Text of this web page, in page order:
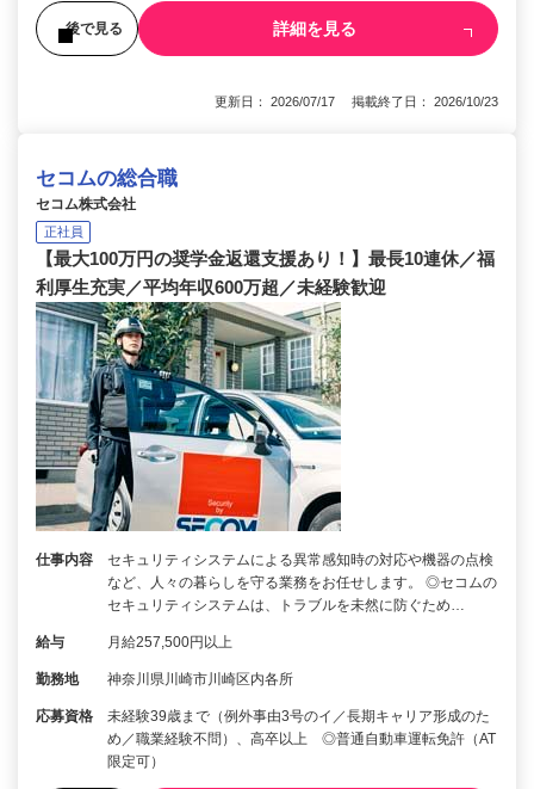
後で見る 詳細を見る
更新日： 2026/07/17 掲載終了日： 2026/10/23
セコムの総合職
セコム株式会社
正社員
【最大100万円の奨学金返還支援あり！】最長10連休／福
利厚生充実／平均年収600万超／未経験歓迎
仕事内容
セキュリティシステムによる異常感知時の対応や機器の点検
など、人々の暮らしを守る業務をお任せします。 ◎セコムの
セキュリティシステムは、トラブルを未然に防ぐため…
給与 月給257,500円以上
勤務地 神奈川県川崎市川崎区内各所
応募資格
未経験39歳まで（例外事由3号のイ／長期キャリア形成のた
め／職業経験不問）、高卒以上 ◎普通自動車運転免許（AT
限定可）